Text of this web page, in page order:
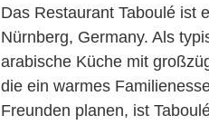
Das Restaurant Taboulé ist
Nürnberg, Germany. Als
arabische Küche mit
die ein warmes
Freunden planen, ist